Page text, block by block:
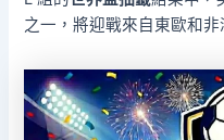
之一，將迎戰來自東歐和非